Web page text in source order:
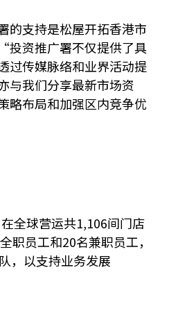
的支持是松屋开拓香港市
投资推广署不仅提供了具
过传媒脉络和业界活动提
与我们分享最新市场资
略布局和加强区内竞争优
全球营运共1,106间门店
职员工和20名兼职员工，
，以支持业务发展